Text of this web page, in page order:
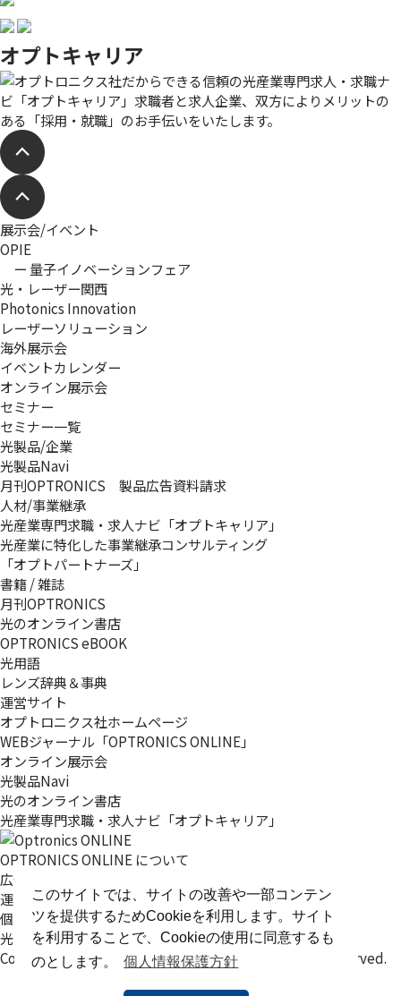
このサイトでは、サイトの改善や一部コンテン
ツを提供するためCookieを利用します。サイト
を利用することで、Cookieの使用に同意するも
のとします。
個人情報保護方針
オプトキャリア
展示会/イベント
OPIE
ー 量子イノベーションフェア
光・レーザー関西
Photonics Innovation
レーザーソリューション
海外展示会
イベントカレンダー
オンライン展示会
セミナー
セミナー一覧
光製品/企業
光製品Navi
月刊OPTRONICS 製品広告資料請求
人材/事業継承
光産業専門求職・求人ナビ「オプトキャリア」
光産業に特化した事業継承コンサルティング
「オプトパートナーズ」
書籍 / 雑誌
月刊OPTRONICS
光のオンライン書店
OPTRONICS eBOOK
光用語
レンズ辞典＆事典
運営サイト
オプトロニクス社ホームページ
WEBジャーナル「OPTRONICS ONLINE」
オンライン展示会
光製品Navi
光のオンライン書店
光産業専門求職・求人ナビ「オプトキャリア」
OPTRONICS ONLINE について
広告掲載について
運営会社
個人情報
光関連リンク集
Copyright (C) 2025 The Optronics Co., Ltd. All rights reserved.